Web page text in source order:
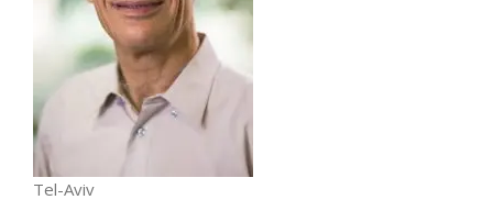
Tel-Aviv